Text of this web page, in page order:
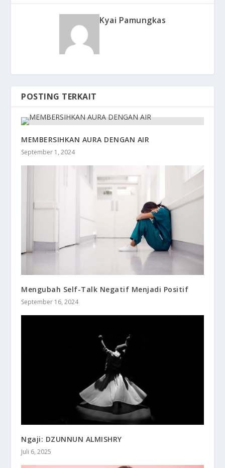
Kyai Pamungkas
POSTING TERKAIT
MEMBERSIHKAN AURA DENGAN AIR
September 1, 2024
Mengubah Self-Talk Negatif Menjadi Positif
September 16, 2024
Ngaji: DZUNNUN ALMISHRY
Juli 6, 2025